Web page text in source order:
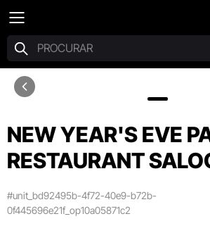
NEW YEAR'S EVE
RESTAURANT
#unit_bd92495b-4f72-40e9-b72b-
0f445696e21f_op10a05871c2